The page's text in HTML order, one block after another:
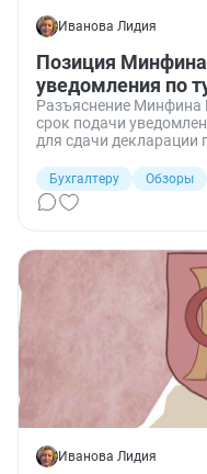
Иванова Лидия
Позиция
уведомления по
Разъяснение Минфина
срок подачи
для сдачи декларации
инспекциях.
Бухгалтеру
Обзоры
Иванова Лидия